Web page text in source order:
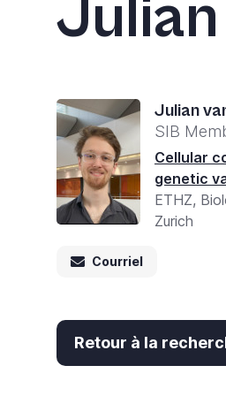
shortcut
Julian
SIB
Cellular
genetic
ETHZ,
Zurich
Courriel
Retour à la